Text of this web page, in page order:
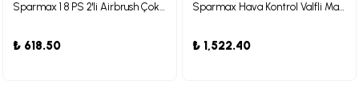
Sparmax 1 8 PS 2'li Airbrush Çoklayıcı
₺ 618.50
Sparmax Hava Kontrol Valfli Manifolt 3lü
₺ 1,522.40